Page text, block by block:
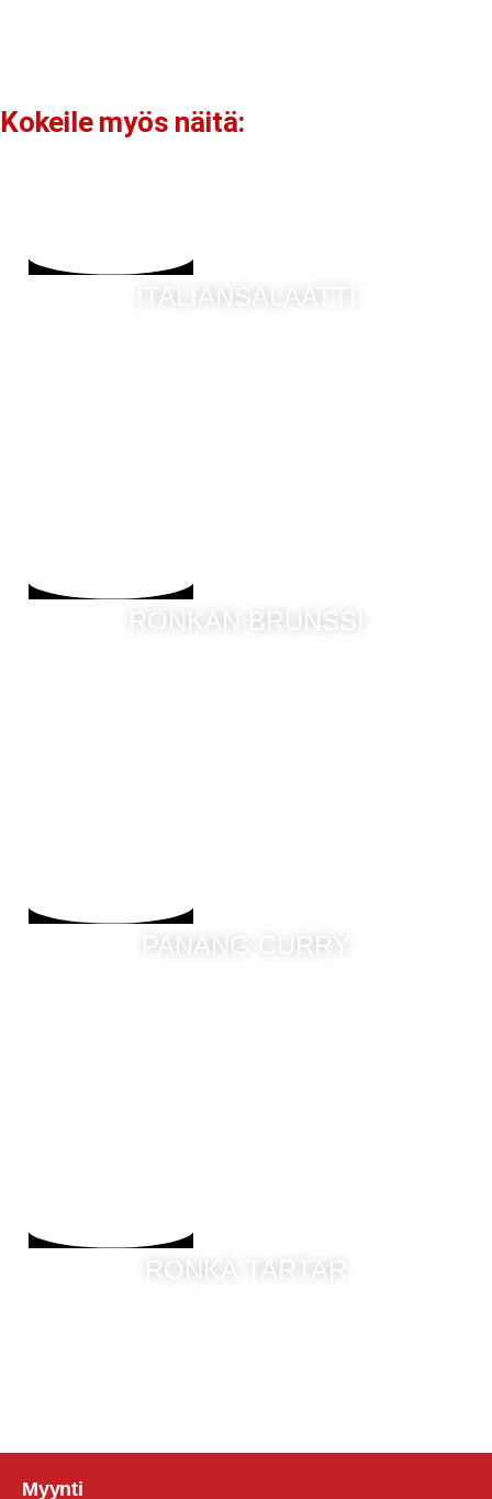
Kokeile myös näitä:
ITALIANSALAATTI
RÖNKÄN BRUNSSI
PANANG CURRY
RÖNKÄ TARTAR
Myynti